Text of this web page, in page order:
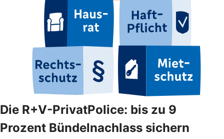
Die R+V-PrivatPolice: bis zu 9
Prozent Bündelnachlass sichern